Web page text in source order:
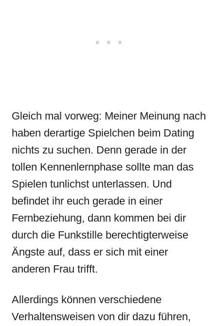
Gleich mal vorweg: Meiner Meinung nach
haben derartige Spielchen beim Dating
nichts zu suchen. Denn gerade in der
tollen Kennenlernphase sollte man das
Spielen tunlichst unterlassen. Und
befindet ihr euch gerade in einer
Fernbeziehung, dann kommen bei dir
durch die Funkstille berechtigterweise
Ängste auf, dass er sich mit einer
anderen Frau trifft.
Allerdings können verschiedene
Verhaltensweisen von dir dazu führen,